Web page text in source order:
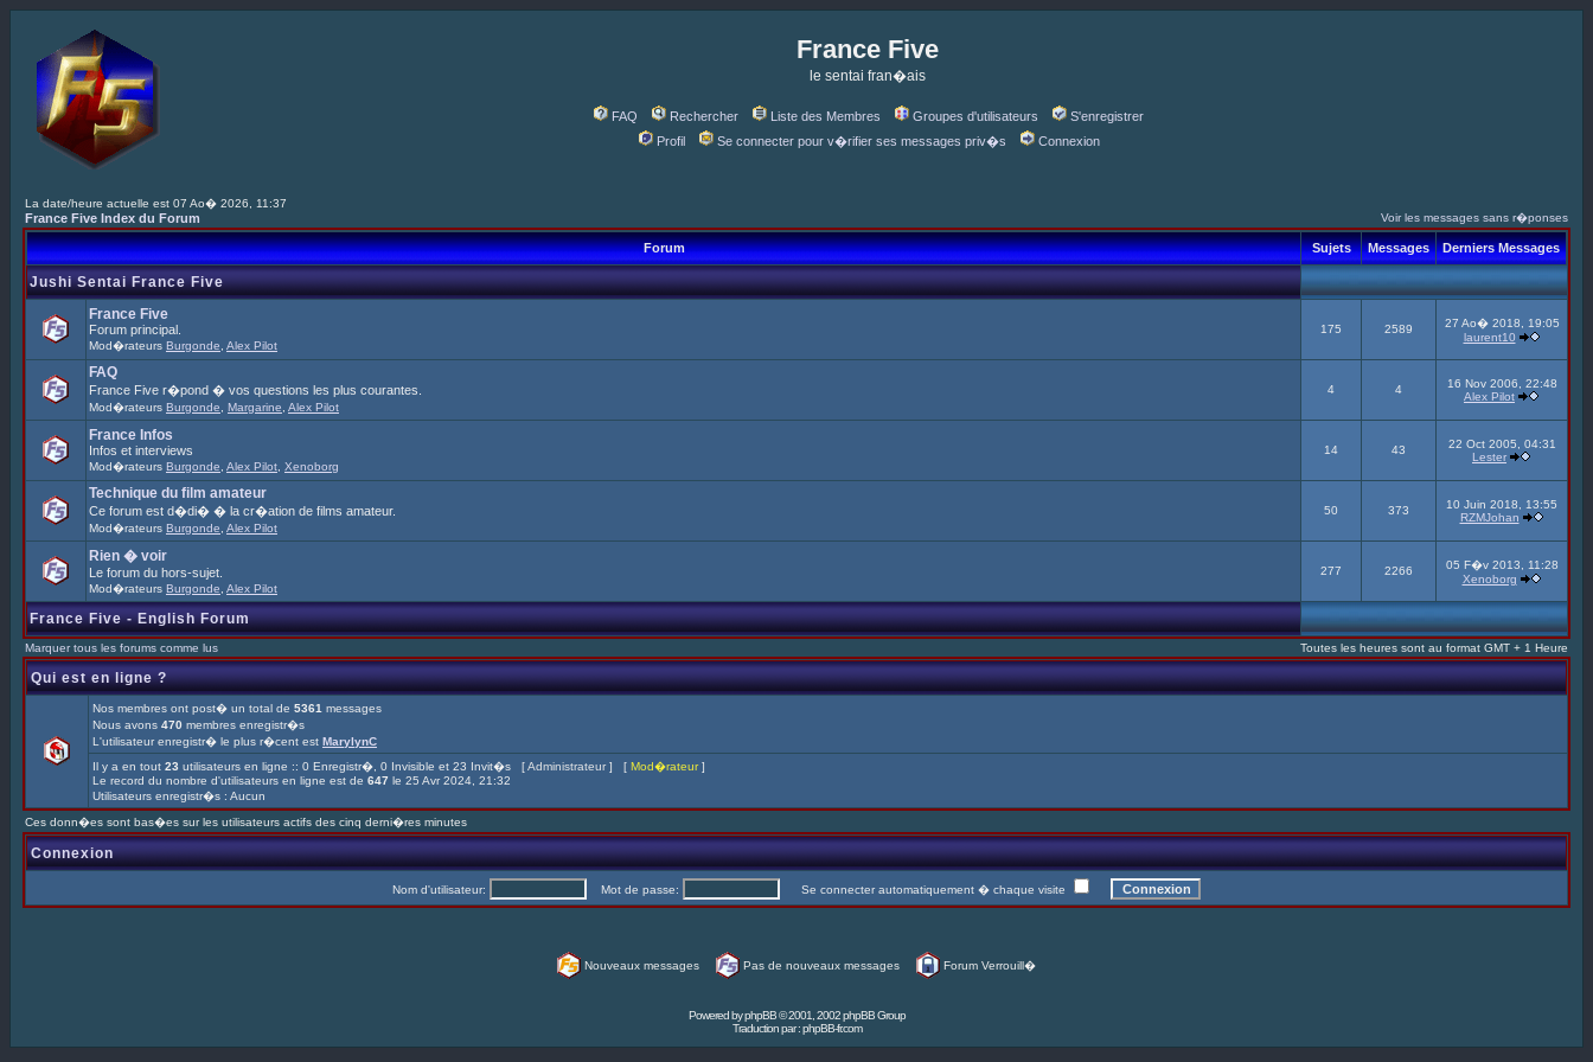
France Five
le sentai fran�ais
FAQ Rechercher Liste des Membres Groupes d'utilisateurs
S'enregistrer
Profil
Se connecter pour v�rifier ses messages priv�s Connexion
La date/heure actuelle est 07 Ao� 2026, 11:37
France Five Index du Forum Voir les messages sans r�ponses
Forum Sujets Messages Derniers Messages
Jushi Sentai France Five
France Five
Forum principal.
Mod�rateurs Burgonde Alex Pilot
175 2589
27 Ao� 2018, 19:05
laurent10
FAQ
France Five r�pond � vos questions les plus courantes.
Mod�rateurs Burgonde Margarine Alex Pilot
4 4
16 Nov 2006, 22:48
Alex Pilot
France Infos
Infos et interviews
Mod�rateurs Burgonde Alex Pilot Xenoborg
14 43
22 Oct 2005, 04:31
Lester
Technique du film amateur
Ce forum est d�di� � la cr�ation de films amateur.
Mod�rateurs Burgonde Alex Pilot
50 373
10 Juin 2018, 13:55
RZMJohan
Rien � voir
Le forum du hors-sujet.
Mod�rateurs Burgonde Alex Pilot
277 2266
05 F�v 2013, 11:28
Xenoborg
France Five - English Forum
Marquer tous les forums comme lus Toutes les heures sont au format GMT + 1 Heure
Qui est en ligne ?
Nos membres ont post� un total de 5361 messages
Nous avons 470 membres enregistr�s
L'utilisateur enregistr� le plus r�cent est MarylynC
Il y a en tout 23 utilisateurs en ligne :: 0 Enregistr�, 0 Invisible et 23 Invit�s [Administrateur] [ Mod�rateur]
Le record du nombre d'utilisateurs en ligne est de 647 le 25 Avr 2024, 21:32
Utilisateurs enregistr�s : Aucun
Ces donn�es sont bas�es sur les utilisateurs actifs des cinq derni�res minutes
Connexion
Nom d'utilisateur: Mot de passe: Se connecter automatiquement � chaque visite
Nouveaux messages Pas de nouveaux messages Forum Verrouill�
Powered byphpBB© 2001, 2002 phpBB Group
Traduction par :phpBB-fr.com